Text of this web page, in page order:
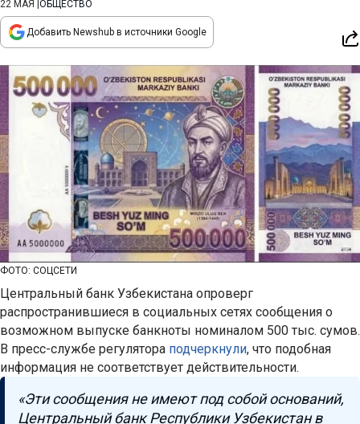
22 МАЯ ОБЩЕСТВО
Добавить Newshub в источники Google
ФОТО: СОЦСЕТИ
Центральный банк Узбекистана опроверг
распространившиеся в социальных сетях сообщения о
возможном выпуске банкноты номиналом 500 тыс. сумов.
В пресс-службе регулятора подчеркнули, что подобная
информация не соответствует действительности.
«Эти сообщения не имеют под собой оснований,
Центральный банк Республики Узбекистан в